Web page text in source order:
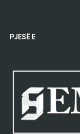
PJESË E